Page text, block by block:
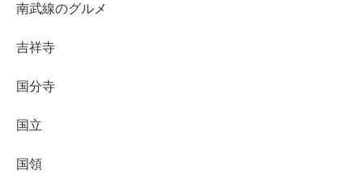
南武線のグルメ
吉祥寺
国分寺
国立
国領